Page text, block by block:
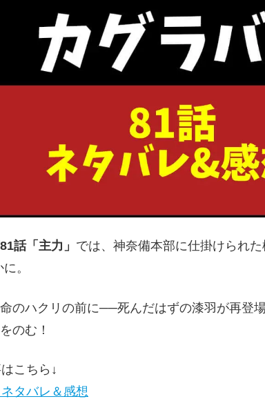
話「主力」 では、神奈備本部に仕掛けられ
。
のハクリの前に──死んだはずの漆羽が再登場
のむ！
こちら↓
タバレ＆感想